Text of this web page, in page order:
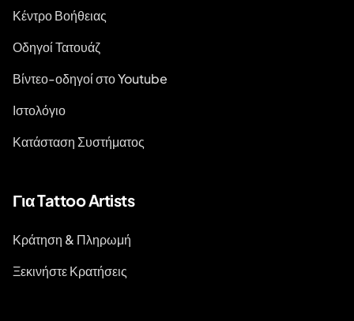
Κέντρο Βοήθειας
Οδηγοί Τατουάζ
Βίντεο-οδηγοί στο Youtube
Ιστολόγιο
Κατάσταση Συστήματος
Για Tattoo Artists
Κράτηση & Πληρωμή
Ξεκινήστε Κρατήσεις